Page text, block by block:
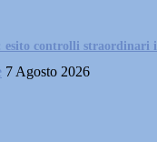
esito controlli straordinari
7 Agosto 2026